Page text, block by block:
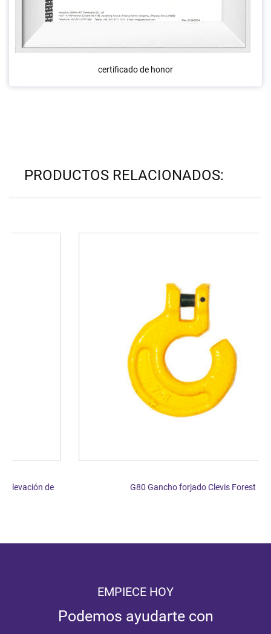
certificado de honor
PRODUCTOS RELACIONADOS:
G80 Gancho forjado Clevis Forest
EMPIECE HOY
Podemos ayudarte con